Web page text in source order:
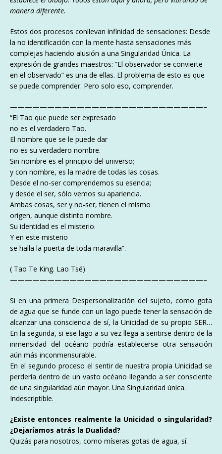
manera diferente.
Estos dos procesos conllevan infinidad de sensaciones: Desde
la no identificación con la mente hasta sensaciones más
complejas haciendo alusión a una Singularidad Única. La
expresión de grandes maestros: “El observador se convierte
en el observado” es una de ellas. El problema de esto es que
se puede comprender. Pero solo eso, comprender.
——————————————————————————–
“El Tao que puede ser expresado
no es el verdadero Tao.
El nombre que se le puede dar
no es su verdadero nombre.
Sin nombre es el principio del universo;
y con nombre, es la madre de todas las cosas.
Desde el no-ser comprendemos su esencia;
y desde el ser, sólo vemos su apariencia.
Ambas cosas, ser y no-ser, tienen el mismo
origen, aunque distinto nombre.
Su identidad es el misterio.
Y en este misterio
se halla la puerta de toda maravilla”.
( Tao Te King. Lao Tsé)
——————————————————————————–
Si en una primera Despersonalización del sujeto, como gota
de agua que se funde con un lago puede tener la sensación de
alcanzar una consciencia de sí, la Unicidad de su propio SER…
En la segunda, si ese lago a su vez llega a sentirse dentro de la
inmensidad del océano podría establecerse otra sensación
aún más inconmensurable.
En el segundo proceso el sentir de nuestra propia Unicidad se
perdería dentro de un vasto océano llegando a ser consciente
de una singularidad aún mayor. Una Singularidad única.
Indescriptible.
¿Existe entonces realmente la Unicidad o singularidad?
¿Dejaríamos atrás la Dualidad?
Quizás para nosotros, como míseras gotas de agua, sí.